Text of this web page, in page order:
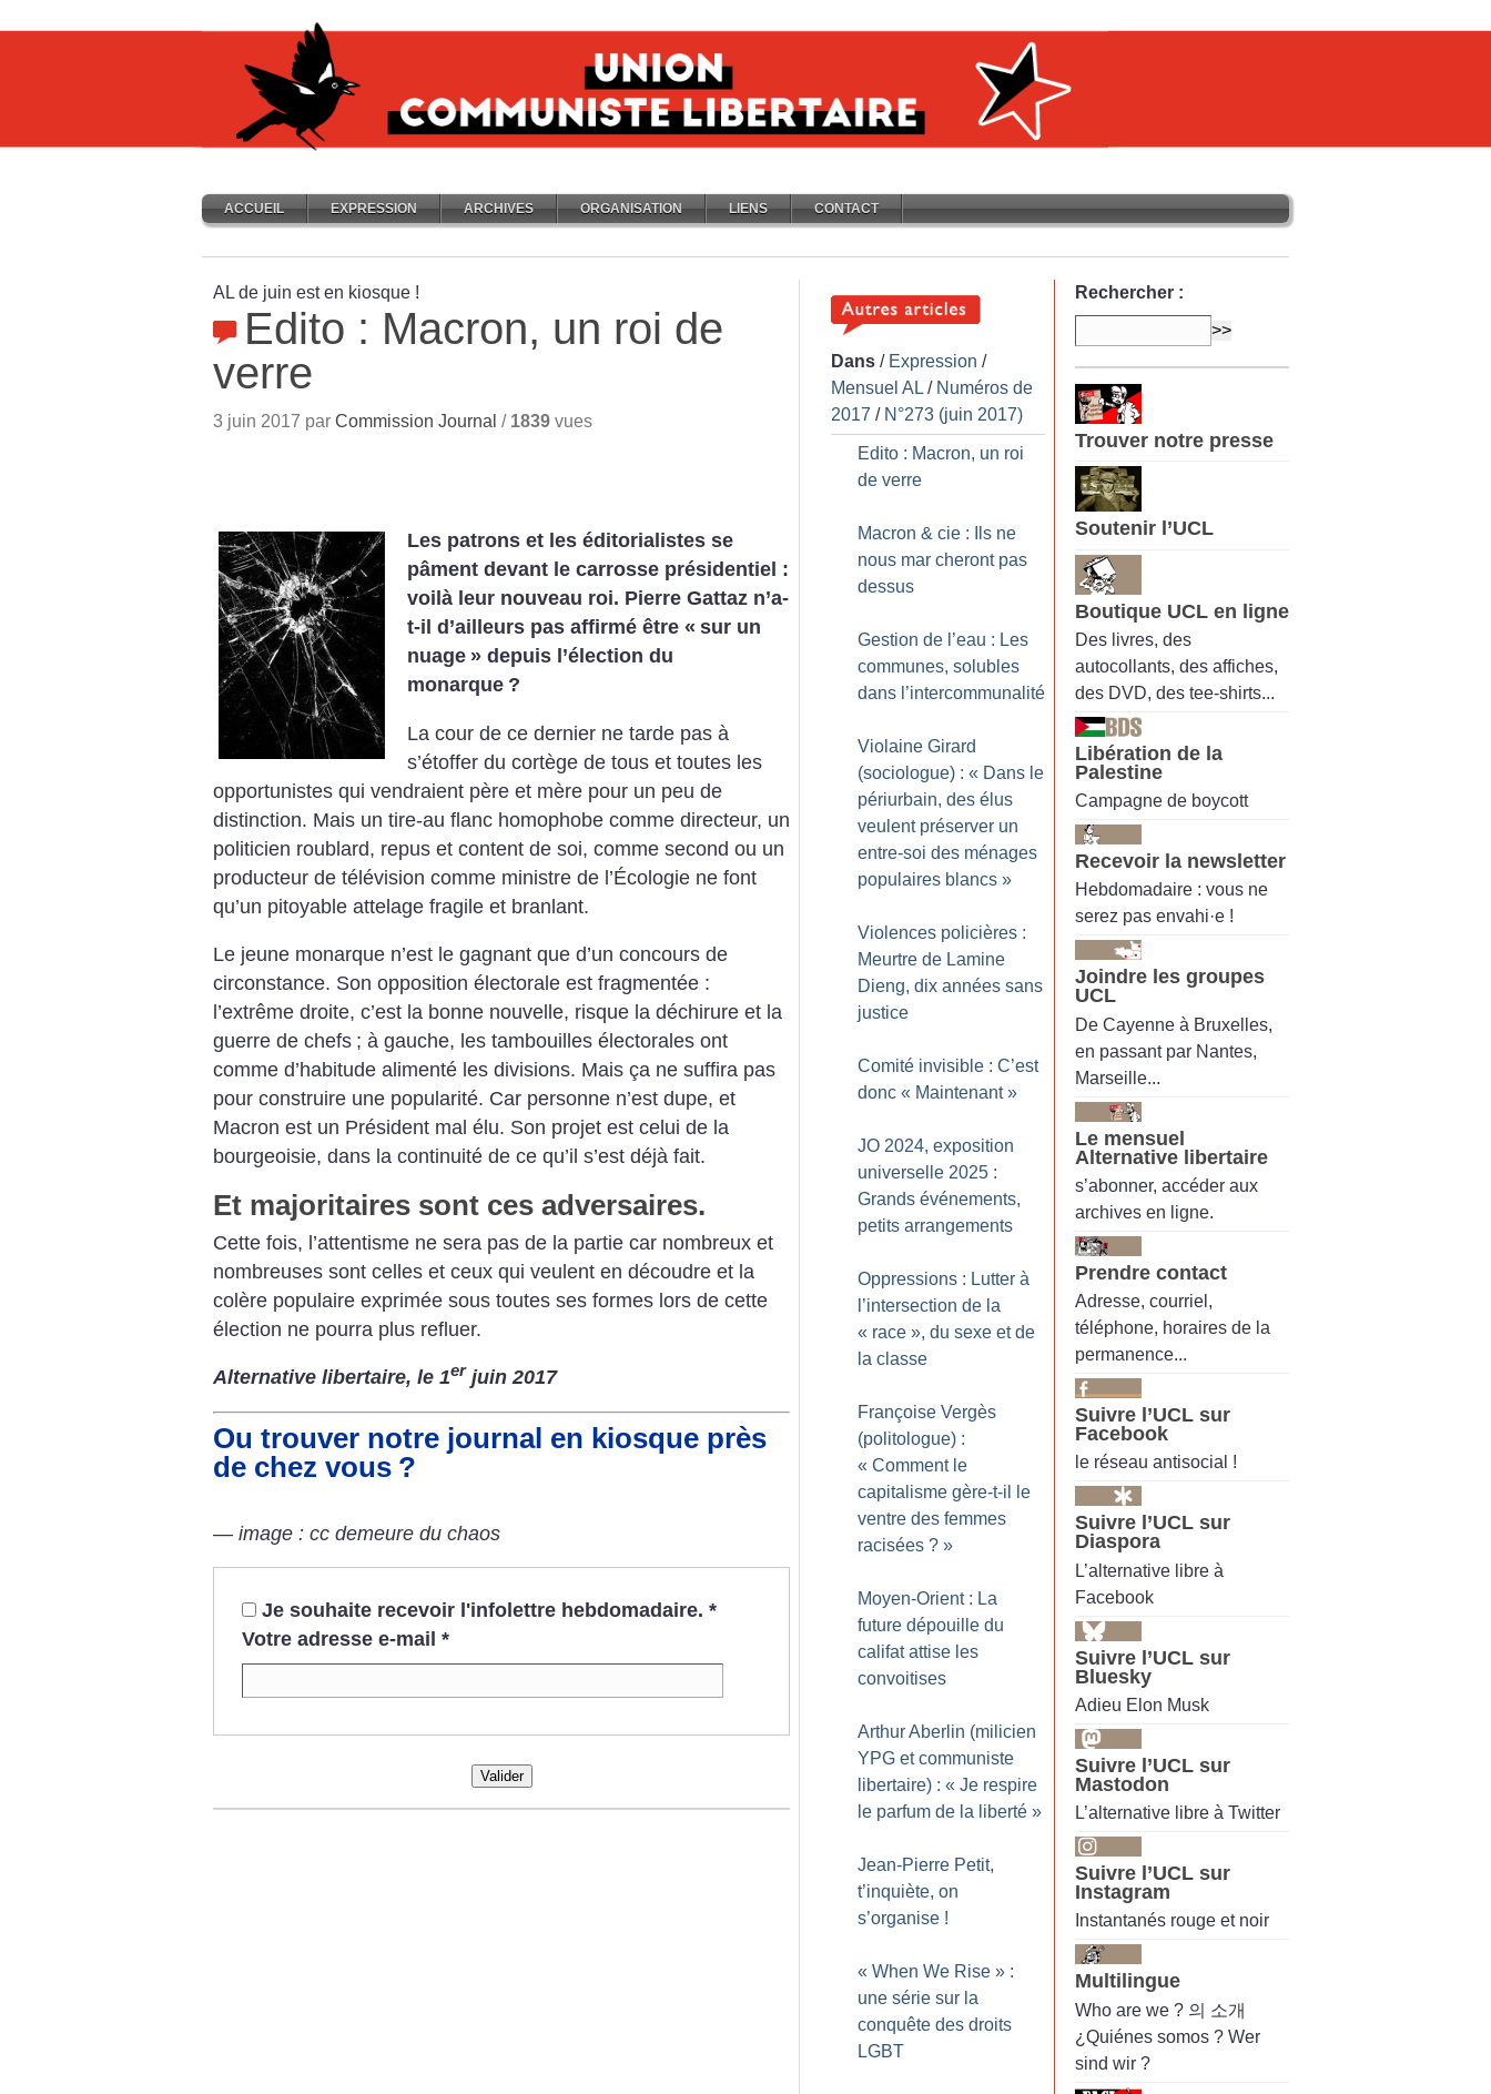
ACCUEIL EXPRESSION ARCHIVES ORGANISATION LIENS CONTACT
AL de juin est en kiosque !
Edito : Macron, un roi de
verre
3 juin 2017 par Commission Journal / 1839 vues
Les patrons et les éditorialistes se
pâment devant le carrosse présidentiel :
voilà leur nouveau roi. Pierre Gattaz n’a-
t-il d’ailleurs pas affirmé être « sur un
nuage » depuis l’élection du
monarque ?
La cour de ce dernier ne tarde pas à
s’étoffer du cortège de tous et toutes les
opportunistes qui vendraient père et mère pour un peu de
distinction. Mais un tire-au flanc homophobe comme directeur, un
politicien roublard, repus et content de soi, comme second ou un
producteur de télévision comme ministre de l’Écologie ne font
qu’un pitoyable attelage fragile et branlant.
Le jeune monarque n’est le gagnant que d’un concours de
circonstance. Son opposition électorale est fragmentée :
l’extrême droite, c’est la bonne nouvelle, risque la déchirure et la
guerre de chefs ; à gauche, les tambouilles électorales ont
comme d’habitude alimenté les divisions. Mais ça ne suffira pas
pour construire une popularité. Car personne n’est dupe, et
Macron est un Président mal élu. Son projet est celui de la
bourgeoisie, dans la continuité de ce qu’il s’est déjà fait.
Et majoritaires sont ces adversaires.
Cette fois, l’attentisme ne sera pas de la partie car nombreux et
nombreuses sont celles et ceux qui veulent en découdre et la
colère populaire exprimée sous toutes ses formes lors de cette
élection ne pourra plus refluer.
Alternative libertaire, le 1er juin 2017
Ou trouver notre journal en kiosque près
de chez vous ?
— image : cc demeure du chaos
Je souhaite recevoir l'infolettre hebdomadaire. *
Votre adresse e-mail *
Valider
Dans / Expression /
Mensuel AL / Numéros de
2017 / N°273 (juin 2017)
Edito : Macron, un roi
de verre
Macron & cie : Ils ne
nous mar cheront pas
dessus
Gestion de l’eau : Les
communes, solubles
dans l’intercommunalité
Violaine Girard
(sociologue) : « Dans le
périurbain, des élus
veulent préserver un
entre-soi des ménages
populaires blancs »
Violences policières :
Meurtre de Lamine
Dieng, dix années sans
justice
Comité invisible : C’est
donc « Maintenant »
JO 2024, exposition
universelle 2025 :
Grands événements,
petits arrangements
Oppressions : Lutter à
l’intersection de la
« race », du sexe et de
la classe
Françoise Vergès
(politologue) :
« Comment le
capitalisme gère-t-il le
ventre des femmes
racisées ? »
Moyen-Orient : La
future dépouille du
califat attise les
convoitises
Arthur Aberlin (milicien
YPG et communiste
libertaire) : « Je respire
le parfum de la liberté »
Jean-Pierre Petit,
t’inquiète, on
s’organise !
« When We Rise » :
une série sur la
conquête des droits
LGBT
Rechercher :
Trouver notre presse
Soutenir l’UCL
Boutique UCL en ligne
Des livres, des
autocollants, des affiches,
des DVD, des tee-shirts...
Libération de la
Palestine
Campagne de boycott
Recevoir la newsletter
Hebdomadaire : vous ne
serez pas envahi·e !
Joindre les groupes
UCL
De Cayenne à Bruxelles,
en passant par Nantes,
Marseille...
Le mensuel
Alternative libertaire
s’abonner, accéder aux
archives en ligne.
Prendre contact
Adresse, courriel,
téléphone, horaires de la
permanence...
Suivre l’UCL sur
Facebook
le réseau antisocial !
Suivre l’UCL sur
Diaspora
L’alternative libre à
Facebook
Suivre l’UCL sur
Bluesky
Adieu Elon Musk
Suivre l’UCL sur
Mastodon
L’alternative libre à Twitter
Suivre l’UCL sur
Instagram
Instantanés rouge et noir
Multilingue
Who are we ? 의 소개
¿Quiénes somos ? Wer
sind wir ?